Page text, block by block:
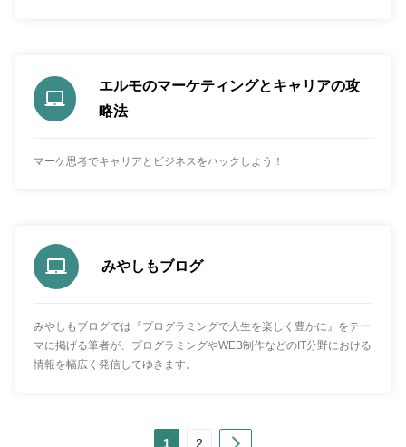
エルモのマーケティングとキャリアの攻
略法
マーケ思考でキャリアとビジネスをハックしよう！
みやしもブログ
みやしもブログでは『プログラミングで人生を楽しく豊かに』をテー
マに掲げる筆者が、プログラミングやWEB制作などのIT分野における
情報を幅広く発信してゆきます。
1 2